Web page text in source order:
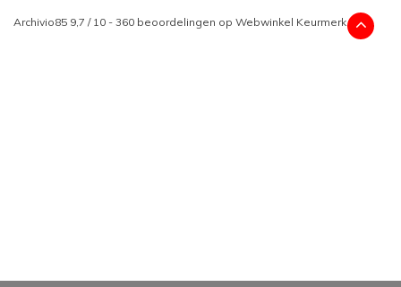
Archivio85 9,7 / 10 - 360 beoordelingen op Webwinkel Keurmerk